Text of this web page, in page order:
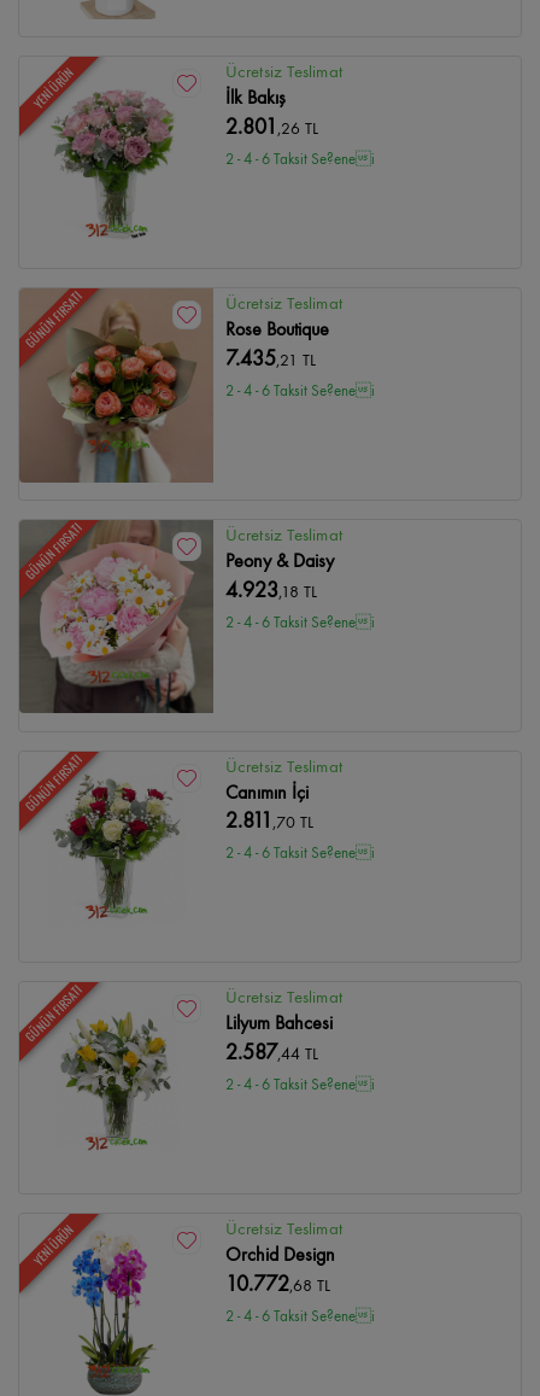
YENİ ÜRÜN Ücretsiz Teslimat
İlk Bakış
2.801 ,26 TL
2 - 4 - 6 Taksit Se?enei
GÜNÜN FIRSATI Ücretsiz Teslimat
Rose Boutique
7.435,21 TL
2 - 4 - 6 Taksit Se?enei
GÜNÜN FIRSATI Ücretsiz Teslimat
Peony & Daisy
4.923,18 TL
2 - 4 - 6 Taksit Se?enei
GÜNÜN FIRSATI Ücretsiz Teslimat
Canımın İçi
2.811 ,70 TL
2 - 4 - 6 Taksit Se?enei
GÜNÜN FIRSATI Ücretsiz Teslimat
Lilyum Bahcesi
2.587,44 TL
2 - 4 - 6 Taksit Se?enei
YENİ ÜRÜN Ücretsiz Teslimat
Orchid Design
10.772,68 TL
2 - 4 - 6 Taksit Se?enei